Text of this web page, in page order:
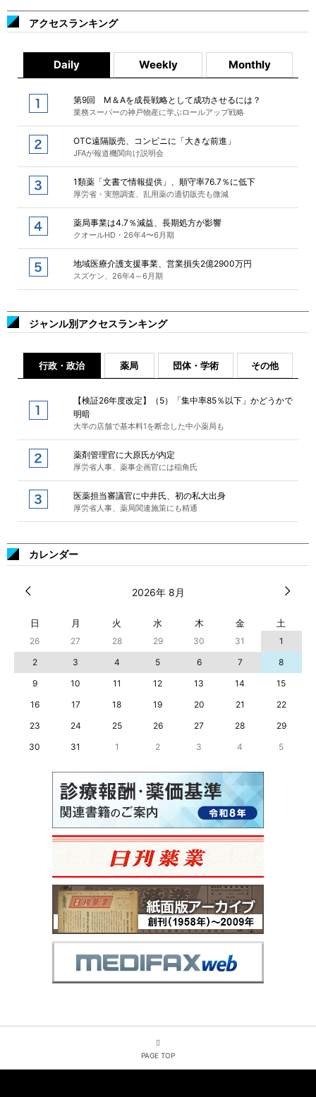
アクセスランキング
Daily Weekly Monthly
第9回 M＆Aを成長戦略として成功させるには？
業務スーパーの神戸物産に学ぶロールアップ戦略
OTC遠隔販売、コンビニに「大きな前進」
JFAが報道機関向け説明会
1類薬「文書で情報提供」、順守率76.7％に低下
厚労省・実態調査、乱用薬の適切販売も微減
薬局事業は4.7％減益、長期処方が影響
クオールHD・26年4〜6月期
地域医療介護支援事業、営業損失2億2900万円
スズケン、26年4～6月期
ジャンル別アクセスランキング
行政・政治 薬局 団体・学術 その他
【検証26年度改定】（5）「集中率85％以下」かどうかで
明暗
大半の店舗で基本料1を断念した中小薬局も
薬剤管理官に大原氏が内定
厚労省人事、薬事企画官には稲角氏
医薬担当審議官に中井氏、初の私大出身
厚労省人事、薬局関連施策にも精通
カレンダー
2026年 8月
日 月 火 水 木 金 土
26 27 28 29 30 31
1
2
3 4 5 6 7
8
9
10 11 12 13 14
15
16
17 18 19 20 21
22
23
24 25 26 27 28
29
30
31 1 2 3 4 5
PAGE TOP